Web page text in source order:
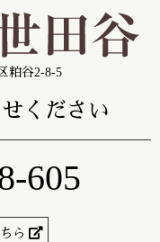
粕谷2-8-5
ください
605
ら